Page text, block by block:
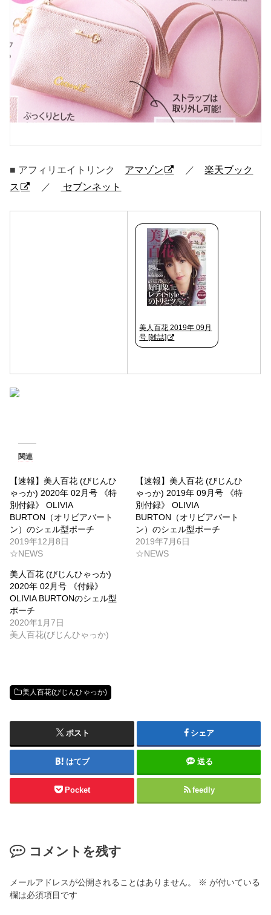
■ アフィリエイトリンク アマゾン ／楽天ブック
ス
／ セブンネット
美人百花 2019年 09月
号 [雑誌]
関連
【速報】美人百花 (びじんひ
ゃっか) 2020年 02月号 《特
別付録》 OLIVIA
BURTON（オリビアバート
ン）のシェル型ポーチ
2019年12月8日
☆NEWS
【速報】美人百花 (びじんひ
ゃっか) 2019年 09月号 《特
別付録》 OLIVIA
BURTON（オリビアバート
ン）のシェル型ポーチ
2019年7月6日
☆NEWS
美人百花 (びじんひゃっか)
2020年 02月号 《付録》
OLIVIA BURTONのシェル型
ポーチ
2020年1月7日
美人百花(びじんひゃっか)
美人百花(びじんひゃっか)
ポスト シェア
はてブ 送る
Pocket feedly
コメントを残す
メールアドレスが公開されることはありません。 ※ が付いている
欄は必須項目です